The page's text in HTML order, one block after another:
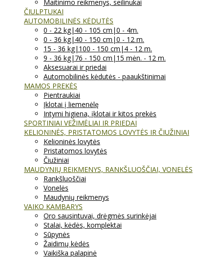
Maitinimo reikmenys, seilinukai
ČIULPTUKAI
AUTOMOBILINĖS KĖDUTĖS
0 - 22 kg|40 - 105 cm|0 - 4m.
0 - 36 kg|40 - 150 cm|0 - 12 m.
15 - 36 kg|100 - 150 cm|4 - 12 m.
9 - 36 kg|76 - 150 cm|15 mėn. - 12 m.
Aksesuarai ir priedai
Automobilinės kėdutės - paaukštinimai
MAMOS PREKĖS
Pientraukiai
Įklotai į liemenėlę
Intymi higiena, įklotai ir kitos prekės
SPORTINIAI VEŽIMĖLIAI IR PRIEDAI
KELIONINĖS, PRISTATOMOS LOVYTĖS IR ČIUŽINIAI
Kelioninės lovytės
Pristatomos lovytės
Čiužiniai
MAUDYNIŲ REIKMENYS, RANKŠLUOŠČIAI, VONELĖS
Rankšluoščiai
Vonelės
Maudynių reikmenys
VAIKO KAMBARYS
Oro sausintuvai, drėgmės surinkėjai
Stalai, kėdės, komplektai
Sūpynės
Žaidimų kėdės
Vaikiška palapinė